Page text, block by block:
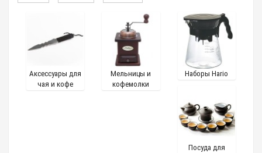
Аксессуары для
чая и кофе
Мельницы и
кофемолки
Наборы Hario
Посуда для